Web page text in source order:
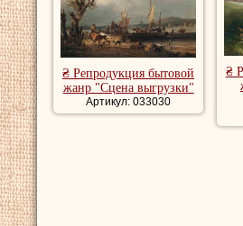
₴ Репродукция бытовой
жанр "Сцена выгрузки"
Артикул: 033030
₴